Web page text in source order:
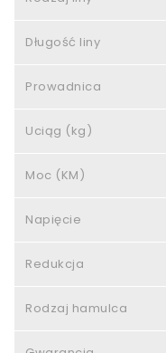
Długość liny
Prowadnica
Uciąg (kg)
Moc (KM)
Napięcie
Redukcja
Rodzaj hamulca